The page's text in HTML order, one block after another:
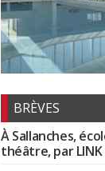
BRÈVES
À Sallanches,
théâtre, par LINK